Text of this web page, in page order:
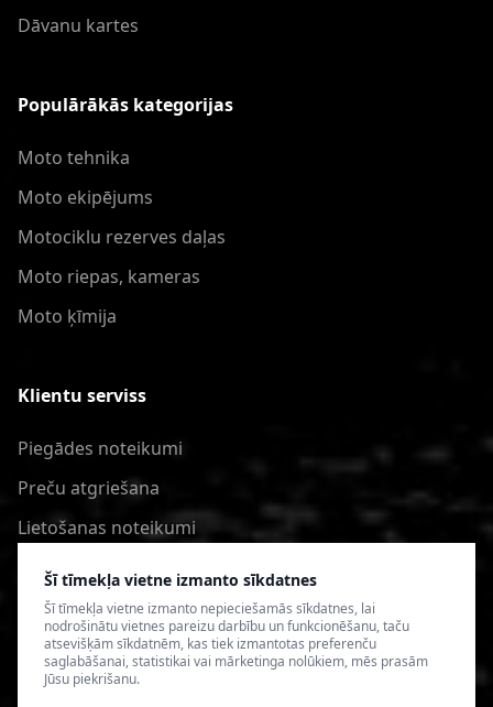
Šī tīmekļa vietne izmanto sīkdatnes
Šī tīmekļa vietne izmanto nepieciešamās sīkdatnes, lai
nodrošinātu vietnes pareizu darbību un funkcionēšanu, taču
atsevišķām sīkdatnēm, kas tiek izmantotas preferenču
saglabāšanai, statistikai vai mārketinga nolūkiem, mēs prasām
Jūsu piekrišanu.
Dāvanu kartes
Populārākās kategorijas
Moto tehnika
Moto ekipējums
Motociklu rezerves daļas
Moto riepas, kameras
Moto ķīmija
Klientu serviss
Piegādes noteikumi
Preču atgriešana
Lietošanas noteikumi
Privātuma politika